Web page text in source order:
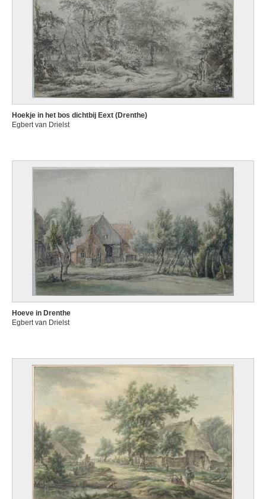
Hoekje in het bos dichtbij Eext (Drenthe)
Egbert van Drielst
Hoeve in Drenthe
Egbert van Drielst